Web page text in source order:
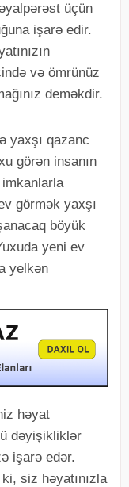
üçün
işarə edir.
və ömrünüz
deməkdir.
yaxşı qazanc
görən insanın
imkanlarla
görmək yaxşı
böyük
yeni ev
yelkən
həyat
dəyişikliklər
işarə edər.
siz həyatınızla